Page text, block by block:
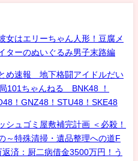
はエリーちゃん人形！豆腐メ
ターのぬいぐるみ男子末路編
め速報 地下格闘アイドルだい
101ちゃんねる BNK48 ！
！GNZ48！STU48！SKE48
シュゴミ屋敷補完計画 ＜必殺！
～特殊清掃・遺品整理への道F
済：厨二病借金3500万円！う